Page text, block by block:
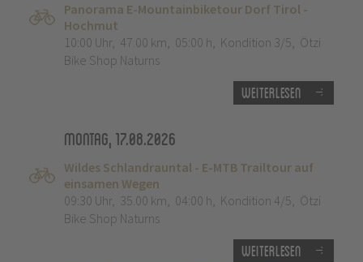
Panorama E-Mountainbiketour Dorf Tirol -
Hochmut
10:00 Uhr, 47.00 km, 05:00 h, Kondition 3/5, Ötzi
Bike Shop Naturns
Weiterlesen
Montag, 17.08.2026
Wildes Schlandrauntal - E-MTB Trailtour auf
einsamen Wegen
09:30 Uhr, 35.00 km, 04:00 h, Kondition 4/5, Ötzi
Bike Shop Naturns
Weiterlesen